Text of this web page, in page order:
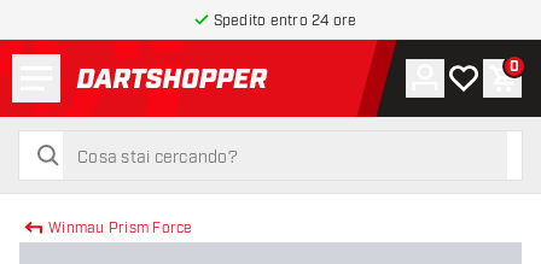
Spedito entro 24 ore
torna alla home page
cerca
cerca
Account
La mia0
Winmau Prism Force